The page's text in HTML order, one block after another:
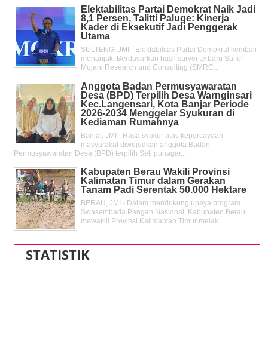
Elektabilitas Partai Demokrat Naik Jadi
8,1 Persen, Talitti Paluge: Kinerja
Kader di Eksekutif Jadi Penggerak
Utama
SULTENG, JMI - Elektabilitas Partai Demokrat kembali
menanjak. Berdasarkan hasil survei terbaru Saiful
Mujani Research and Consulting (SMRC...
Anggota Badan Permusyawaratan
Desa (BPD) Terpilih Desa Warnginsari
Kec.Langensari, Kota Banjar Periode
2026-2034 Menggelar Syukuran di
Kediaman Rumahnya
Banjar, JMI - Rasa syukur atas kepercayaan
masyarakat diwujudkan anggota Badan
Permusyawaratan Desa (BPD) terpilih Seli punagar...
Kabupaten Berau Wakili Provinsi
Kalimatan Timur dalam Gerakan
Tanam Padi Serentak 50.000 Hektare
BERAU, JMI - Dalam mendukung upaya program
Swasembada Pangan Nasional, Kabupaten Berau
mewakili Provinsi Kalimantan Timur melak...
STATISTIK